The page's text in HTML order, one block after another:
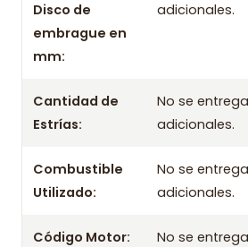
Disco de
embrague en
mm:
adicionales.
Cantidad de
Estrías:
No se
adicionales.
Combustible
Utilizado:
No se
adicionales.
Código Motor:
No se